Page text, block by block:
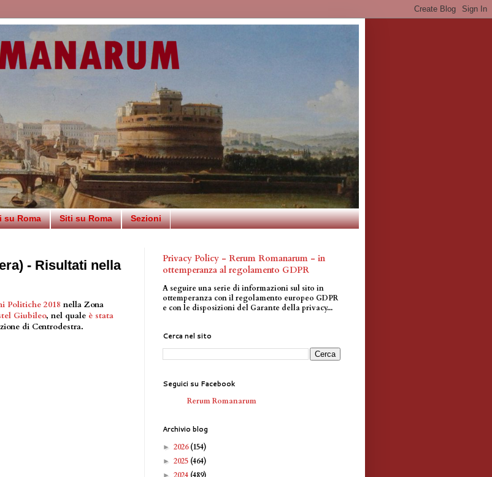
su Roma Siti su Roma Sezioni
- Risultati nella
Politiche 2018 nella Zona
Giubileo, nel quale è stata
di Centrodestra.
Privacy Policy - Rerum Romanarum - in
ottemperanza al regolamento GDPR
A seguire una serie di informazioni sul sito in
ottemperanza con il regolamento europeo GDPR
e con le disposizioni del Garante della privacy...
Cerca nel sito
Seguici su Facebook
Rerum Romanarum
Archivio blog
► 2026(154)
► 2025 (464)
► 2024 (489)